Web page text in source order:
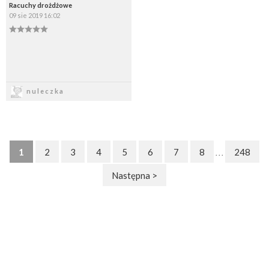
Racuchy drożdżowe
09 sie 2019 16:02
nuleczka
1 2 3 4 5 6 7 8 248
Następna >